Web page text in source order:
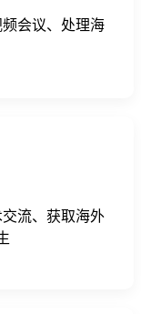
会议、处理海
流、获取海外